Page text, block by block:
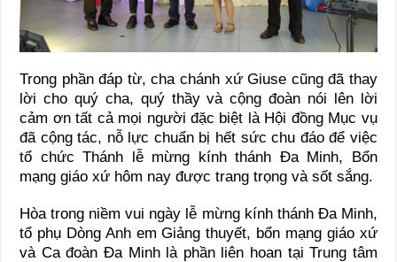
Trong phần đáp từ, cha chánh xứ Giuse cũng đã thay
lời cho quý cha, quý thầy và cộng đoàn nói lên lời
cảm ơn tất cả mọi người đặc biệt là Hội đồng Mục vụ
đã cộng tác, nỗ lực chuẩn bị hết sức chu đáo để việc
tổ chức Thánh lễ mừng kính thánh Đa Minh, Bổn
mạng giáo xứ hôm nay được trang trọng và sốt sắng.
Hòa trong niềm vui ngày lễ mừng kính thánh Đa Minh,
tổ phụ Dòng Anh em Giảng thuyết, bổn mạng giáo xứ
và Ca đoàn Đa Minh là phần liên hoan tại Trung tâm